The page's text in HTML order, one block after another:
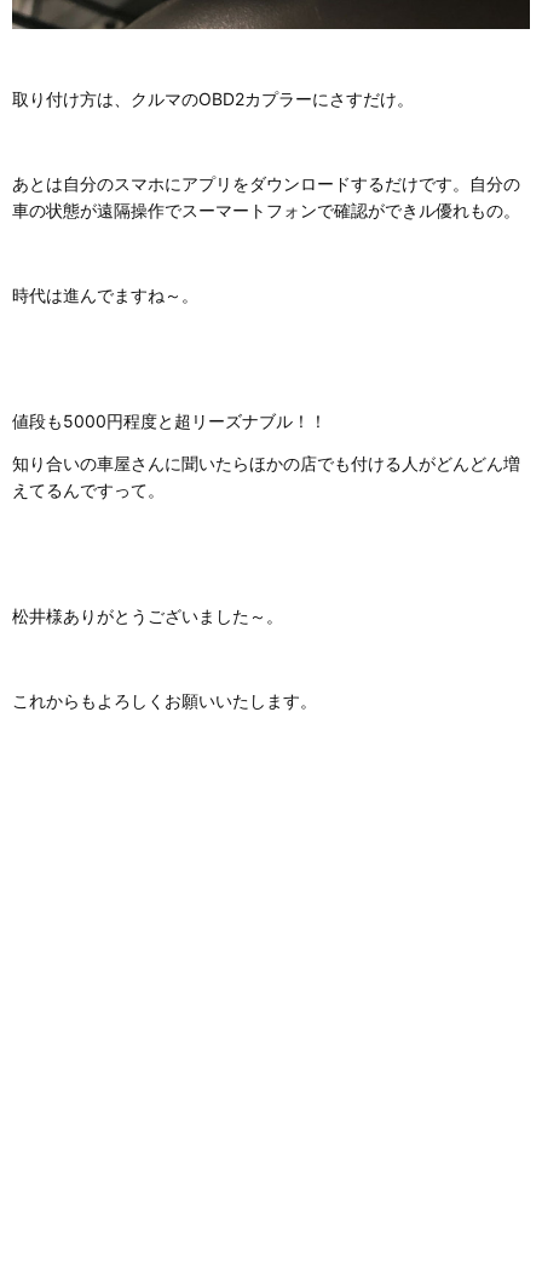
取り付け方は、クルマのOBD2カプラーにさすだけ。
あとは自分のスマホにアプリをダウンロードするだけです。自分の
車の状態が遠隔操作でスーマートフォンで確認ができル優れもの。
時代は進んでますね～。
値段も5000円程度と超リーズナブル！！
知り合いの車屋さんに聞いたらほかの店でも付ける人がどんどん増
えてるんですって。
松井様ありがとうございました～。
これからもよろしくお願いいたします。